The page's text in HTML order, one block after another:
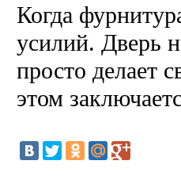
Когда
усилий. Дверь
просто делает
этом